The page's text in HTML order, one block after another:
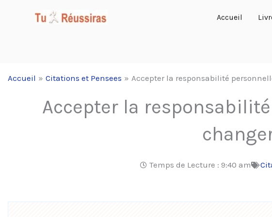
Accueil
Accueil Citations et Pensees Accepter la responsabilité
Accepter la
Temps de Lecture : 9:40 am